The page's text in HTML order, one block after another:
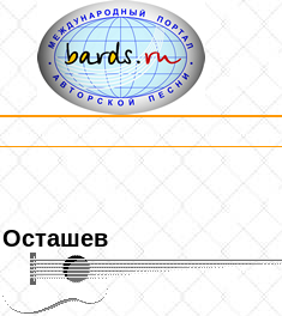
Осташев